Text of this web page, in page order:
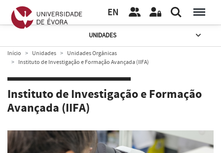
EN
UNIDADES
Início Unidades
Unidades Orgânicas
Instituto de Investigação e Formação Avançada (IIFA)
Instituto de Investigação e Formação
Avançada (IIFA)